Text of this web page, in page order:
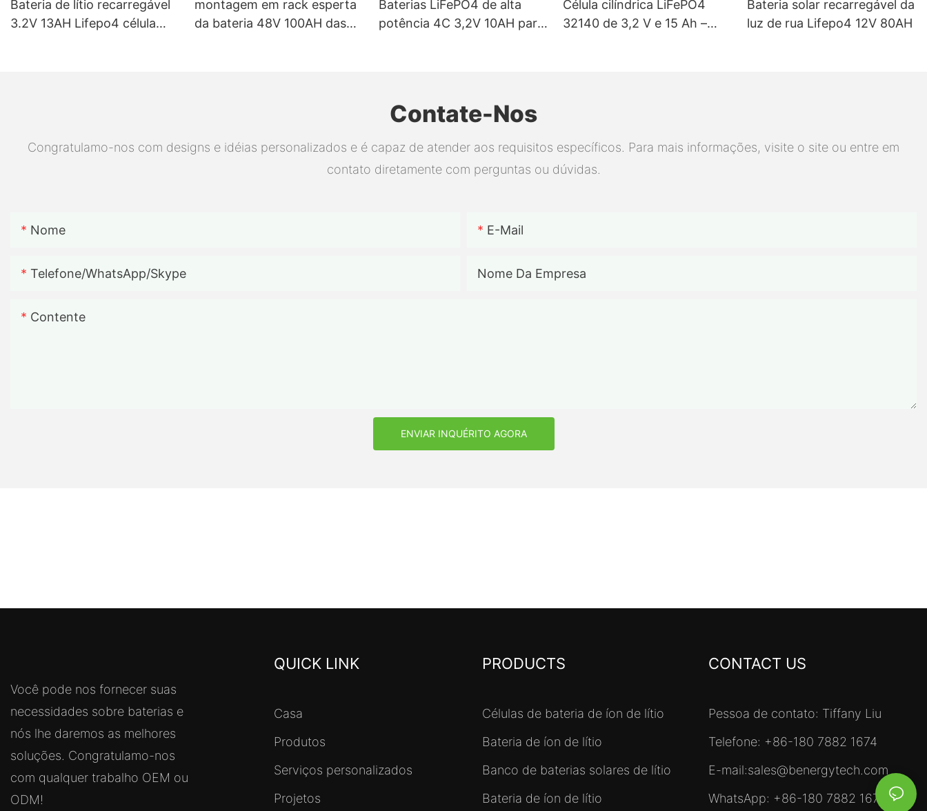
Bateria de lítio recarregável
3.2V 13AH Lifepo4 célula
montagem em rack esperta
da bateria 48V 100AH ​​das
Baterias LiFePO4 de alta
potência 4C 3,2V 10AH para
Célula cilíndrica LiFePO4
32140 de 3,2 V e 15 Ah –
projetos DIY.
Bateria solar recarregável da
luz de rua Lifepo4 12V 80AH
Contate-Nos
Congratulamo-nos com designs e idéias personalizados e é capaz de atender aos requisitos específicos. Para mais informações, visite o site ou entre em
contato diretamente com perguntas ou dúvidas.
Nome E-Mail
Telefone/WhatsApp/Skype Nome Da Empresa
Contente
ENVIAR INQUÉRITO AGORA
Você pode nos fornecer suas
necessidades sobre baterias e
nós lhe daremos as melhores
soluções. Congratulamo-nos
com qualquer trabalho OEM ou
ODM!
QUICK LINK
Casa
Produtos
Serviços personalizados
Projetos
PRODUCTS
Células de bateria de íon de lítio
Bateria de íon de lítio
Banco de baterias solares de lítio
Bateria de íon de lítio
CONTACT US
Pessoa de contato: Tiffany Liu
Telefone: +86-180 7882 1674
E-mail:sales@benergytech.com
WhatsApp: +86-180 7882 1674